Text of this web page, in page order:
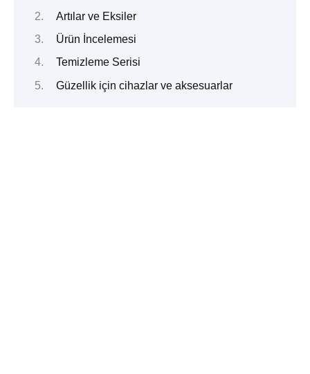
Artılar ve Eksiler
Ürün İncelemesi
Temizleme Serisi
Güzellik için cihazlar ve aksesuarlar